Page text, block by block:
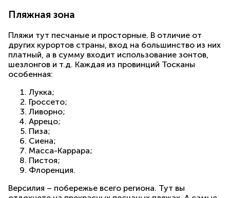
Пляжная зона
Пляжи тут песчаные и просторные. В отличие от
других курортов страны, вход на большинство из них
платный, а в сумму входит использование зонтов,
шезлонгов и т.д. Каждая из провинций Тосканы
особенная:
Лукка;
Гроссето;
Ливорно;
Аррецо;
Пиза;
Сиена;
Масса-Каррара;
Пистоя;
Флоренция.
Версилия – побережье всего региона. Тут вы